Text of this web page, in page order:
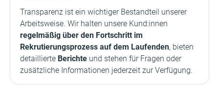
Transparenz ist ein wichtiger Bestandteil unserer
Arbeitsweise. Wir halten unsere Kund:innen
regelmäßig über den Fortschritt im
Rekrutierungsprozess auf dem Laufenden, bieten
detaillierte Berichte und stehen für Fragen oder
zusätzliche Informationen jederzeit zur Verfügung.